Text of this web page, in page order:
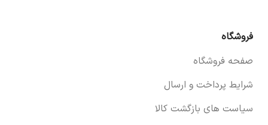
فروشگاه
صفحه فروشگاه
شرایط پرداخت و ارسال
سیاست های بازگشت کالا